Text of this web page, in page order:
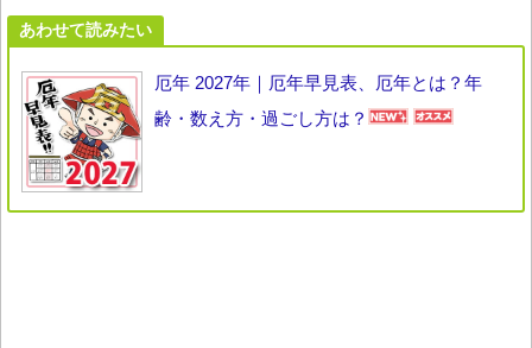
あわせて読みたい
厄年 2027年｜厄年早見表、厄年とは？年
齢・数え方・過ごし方は？